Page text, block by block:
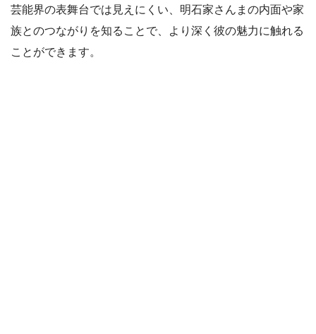
芸能界の表舞台では見えにくい、明石家さんまの内面や家
族とのつながりを知ることで、より深く彼の魅力に触れる
ことができます。